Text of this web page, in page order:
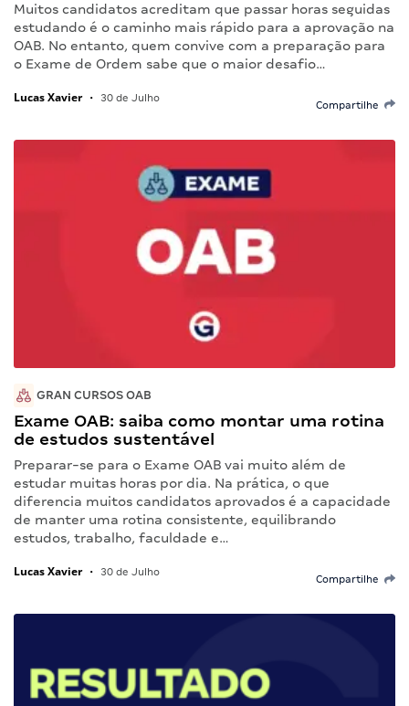
Muitos candidatos acreditam que passar horas seguidas
estudando é o caminho mais rápido para a aprovação na
OAB. No entanto, quem convive com a preparação para
o Exame de Ordem sabe que o maior desafio…
Lucas Xavier • 30 de Julho
Compartilhe
GRAN CURSOS OAB
Exame OAB: saiba como montar uma rotina
de estudos sustentável
Preparar-se para o Exame OAB vai muito além de
estudar muitas horas por dia. Na prática, o que
diferencia muitos candidatos aprovados é a capacidade
de manter uma rotina consistente, equilibrando
estudos, trabalho, faculdade e…
Lucas Xavier • 30 de Julho
Compartilhe